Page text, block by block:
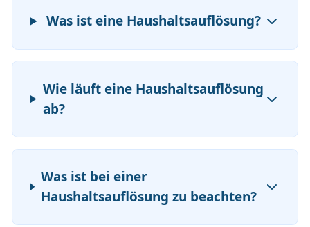
Was ist eine Haushaltsauflösung?
Wie läuft eine Haushaltsauflösung
ab?
Was ist bei einer
Haushaltsauflösung zu beachten?